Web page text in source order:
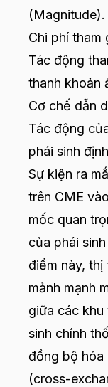
(Magnitude).
Chi phí tham
Tác động
thanh khoản
Cơ chế dẫn
Tác động
phái sinh
Sự kiện ra
trên CME
mốc quan
của phái
điểm này,
mảnh mạnh
giữa các khu
sinh chính
đồng bộ hóa
(cross-